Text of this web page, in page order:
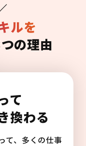
ルを
の理由
て
換わる
て、多くの仕事